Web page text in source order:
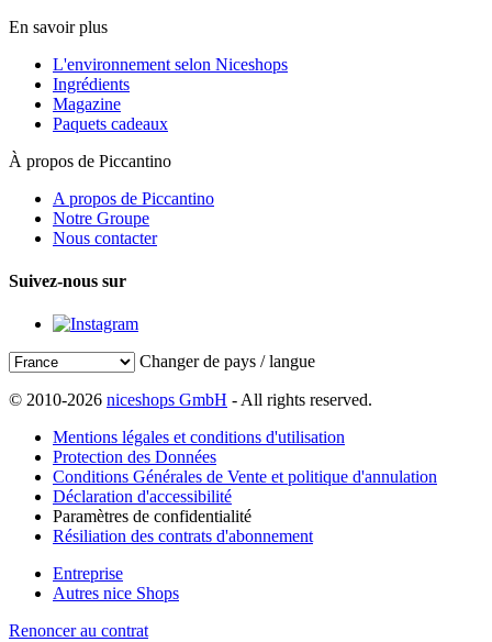
En savoir plus
L'environnement selon Niceshops
Ingrédients
Magazine
Paquets cadeaux
À propos de Piccantino
A propos de Piccantino
Notre Groupe
Nous contacter
Suivez-nous sur
Changer de pays / langue
© 2010-2026 niceshops GmbH - All rights reserved.
Mentions légales et conditions d'utilisation
Protection des Données
Conditions Générales de Vente et politique d'annulation
Déclaration d'accessibilité
Paramètres de confidentialité
Résiliation des contrats d'abonnement
Entreprise
Autres nice Shops
Renoncer au contrat